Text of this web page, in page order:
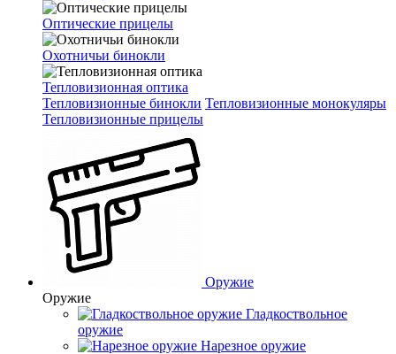
Оптические прицелы
Охотничьи бинокли
Тепловизионная оптика
Тепловизионные бинокли Тепловизионные монокуляры
Тепловизионные прицелы
Оружие
Оружие
Гладкоствольное
оружие
Нарезное оружие